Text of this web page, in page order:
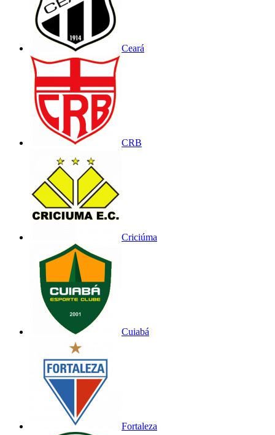
Ceará
CRB
Criciúma
Cuiabá
Fortaleza